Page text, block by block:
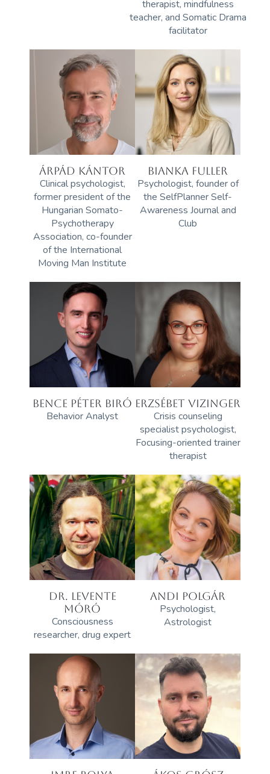
therapist, mindfulness
teacher, and Somatic Drama
facilitator
ÁRPÁD KÁNTOR
Clinical psychologist,
former president of the
Hungarian Somato-
Psychotherapy
Association, co-founder
of the International
Moving Man Institute
BIANKA FULLER
Psychologist, founder of
the SelfPlanner Self-
Awareness Journal and
Club
BENCE PÉTER BIRÓ
Behavior Analyst
ERZSÉBET VIZINGER
Crisis counseling
specialist psychologist,
Focusing-oriented trainer
therapist
DR. LEVENTE
MÓRÓ
Consciousness
researcher, drug expert
ANDI POLGÁR
Psychologist,
Astrologist